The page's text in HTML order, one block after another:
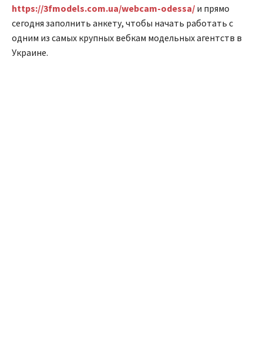
https://3fmodels.com.ua/webcam-odessa/ и прямо
сегодня заполнить анкету, чтобы начать работать с
одним из самых крупных вебкам модельных агентств в
Украине.